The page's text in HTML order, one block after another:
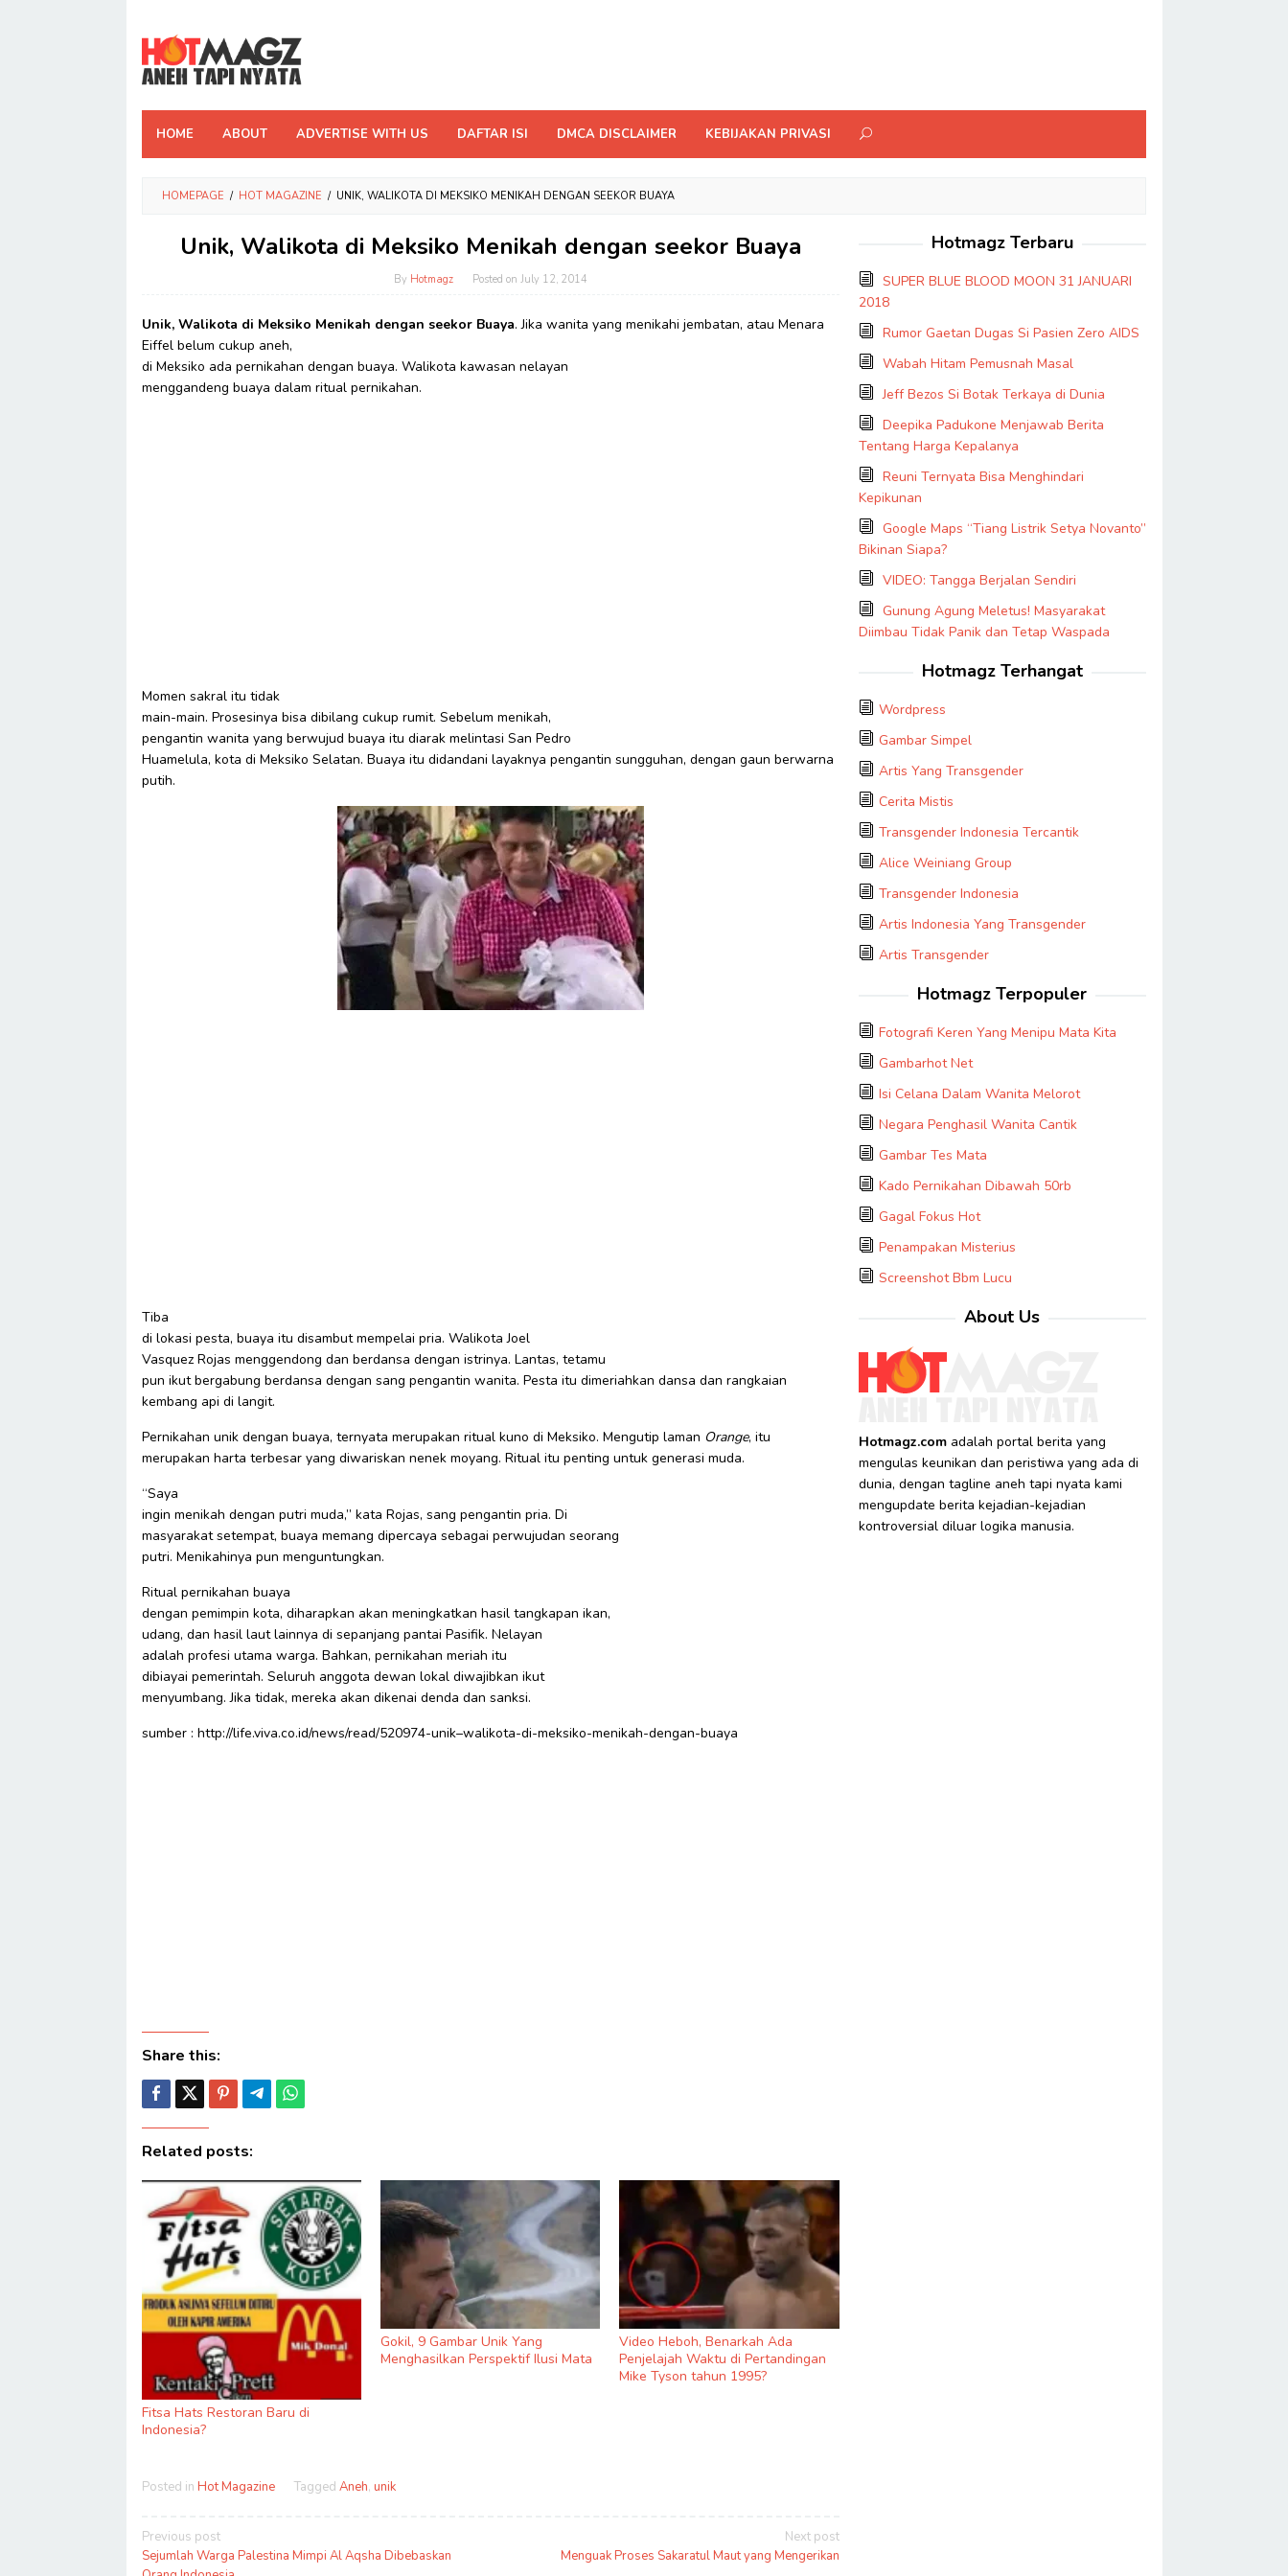
content
HOME ABOUT ADVERTISE WITH US DAFTAR ISI DMCA DISCLAIMER KEBIJAKAN PRIVASI
HOMEPAGE / HOT MAGAZINE / UNIK, WALIKOTA DI MEKSIKO MENIKAH DENGAN SEEKOR BUAYA
Unik, Walikota di Meksiko Menikah dengan seekor Buaya
By Hotmagz Posted on July 12, 2014
Unik, Walikota di Meksiko Menikah dengan seekor Buaya. Jika wanita yang menikahi jembatan, atau Menara
Eiffel belum cukup aneh,
di Meksiko ada pernikahan dengan buaya. Walikota kawasan nelayan
menggandeng buaya dalam ritual pernikahan.
Momen sakral itu tidak
main-main. Prosesinya bisa dibilang cukup rumit. Sebelum menikah,
pengantin wanita yang berwujud buaya itu diarak melintasi San Pedro
Huamelula, kota di Meksiko Selatan. Buaya itu didandani layaknya pengantin sungguhan, dengan gaun berwarna
putih.
Tiba
di lokasi pesta, buaya itu disambut mempelai pria. Walikota Joel
Vasquez Rojas menggendong dan berdansa dengan istrinya. Lantas, tetamu
pun ikut bergabung berdansa dengan sang pengantin wanita. Pesta itu dimeriahkan dansa dan rangkaian
kembang api di langit.
Pernikahan unik dengan buaya, ternyata merupakan ritual kuno di Meksiko. Mengutip laman Orange, itu
merupakan harta terbesar yang diwariskan nenek moyang. Ritual itu penting untuk generasi muda.
“Saya
ingin menikah dengan putri muda,” kata Rojas, sang pengantin pria. Di
masyarakat setempat, buaya memang dipercaya sebagai perwujudan seorang
putri. Menikahinya pun menguntungkan.
Ritual pernikahan buaya
dengan pemimpin kota, diharapkan akan meningkatkan hasil tangkapan ikan,
udang, dan hasil laut lainnya di sepanjang pantai Pasifik. Nelayan
adalah profesi utama warga. Bahkan, pernikahan meriah itu
dibiayai pemerintah. Seluruh anggota dewan lokal diwajibkan ikut
menyumbang. Jika tidak, mereka akan dikenai denda dan sanksi.
sumber : http://life.viva.co.id/news/read/520974-unik–walikota-di-meksiko-menikah-dengan-buaya
Share this:
Related posts:
Fitsa Hats Restoran Baru di
Indonesia?
Gokil, 9 Gambar Unik Yang
Menghasilkan Perspektif Ilusi Mata
Video Heboh, Benarkah Ada
Penjelajah Waktu di Pertandingan
Mike Tyson tahun 1995?
Posted in Hot Magazine Tagged Aneh, unik
Post
navigation
Previous post
Sejumlah Warga Palestina Mimpi Al Aqsha Dibebaskan
Next post
Menguak Proses Sakaratul Maut yang Mengerikan
Hotmagz Terbaru
SUPER BLUE BLOOD MOON 31 JANUARI
2018
Rumor Gaetan Dugas Si Pasien Zero AIDS
Wabah Hitam Pemusnah Masal
Jeff Bezos Si Botak Terkaya di Dunia
Deepika Padukone Menjawab Berita
Tentang Harga Kepalanya
Reuni Ternyata Bisa Menghindari
Kepikunan
Google Maps “Tiang Listrik Setya Novanto”
Bikinan Siapa?
VIDEO: Tangga Berjalan Sendiri
Gunung Agung Meletus! Masyarakat
Diimbau Tidak Panik dan Tetap Waspada
Hotmagz Terhangat
Wordpress
Gambar Simpel
Artis Yang Transgender
Cerita Mistis
Transgender Indonesia Tercantik
Alice Weiniang Group
Transgender Indonesia
Artis Indonesia Yang Transgender
Artis Transgender
Hotmagz Terpopuler
Fotografi Keren Yang Menipu Mata Kita
Gambarhot Net
Isi Celana Dalam Wanita Melorot
Negara Penghasil Wanita Cantik
Gambar Tes Mata
Kado Pernikahan Dibawah 50rb
Gagal Fokus Hot
Penampakan Misterius
Screenshot Bbm Lucu
About Us
Hotmagz.comadalah portal berita yang
mengulas keunikan dan peristiwa yang ada di
dunia, dengan tagline aneh tapi nyata kami
mengupdate berita kejadian-kejadian
kontroversial diluar logika manusia.